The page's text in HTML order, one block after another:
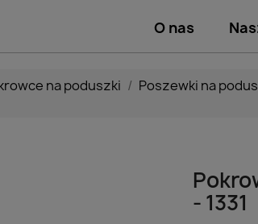
O nas
na poduszki Poszewki na
- 1331